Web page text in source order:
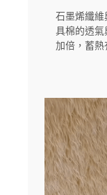
石墨烯纖
具棉的透
加倍，蓄熱